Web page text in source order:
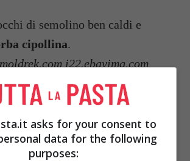
di semolino ben caldi e
cipollina.
i22.ebayimg.com
diRedazione Buttalapasta
asks for your consent to
data for the following
purposes: